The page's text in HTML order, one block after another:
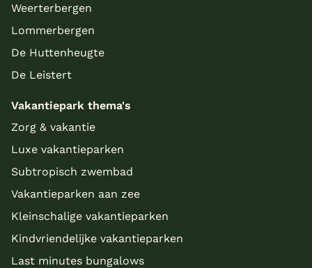
Weerterbergen
Lommerbergen
De Huttenheugte
De Leistert
Vakantiepark thema's
Zorg & vakantie
Luxe vakantieparken
Subtropisch zwembad
Vakantieparken aan zee
Kleinschalige vakantieparken
Kindvriendelijke vakantieparken
Last minutes bungalows